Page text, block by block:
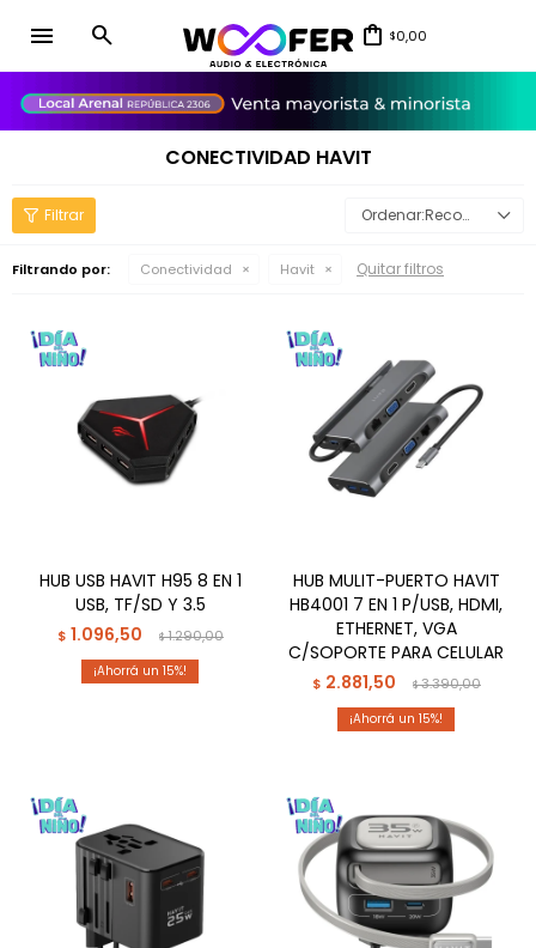
menu $0,00
CONECTIVIDAD HAVIT
Recomendados
Filtrando por: Conectividad Havit Quitar filtros
HUB USB HAVIT H95 8 EN 1
USB, TF/SD Y 3.5
$ 1.096,50 $1.290,00
15
HUB MULIT-PUERTO HAVIT
HB4001 7 EN 1 P/USB, HDMI,
ETHERNET, VGA
C/SOPORTE PARA CELULAR
$ 2.881,50 $3.390,00
15
close